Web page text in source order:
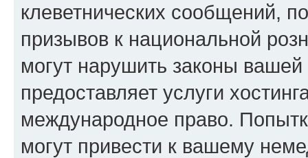
клеветнических сообщений,
призывов к национальной
могут нарушить законы
предоставляет услуги
международное право.
могут привести к вашему